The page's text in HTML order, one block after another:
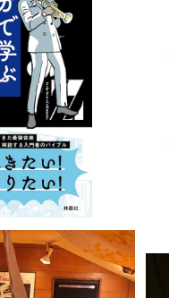
」いーぐる店主監修